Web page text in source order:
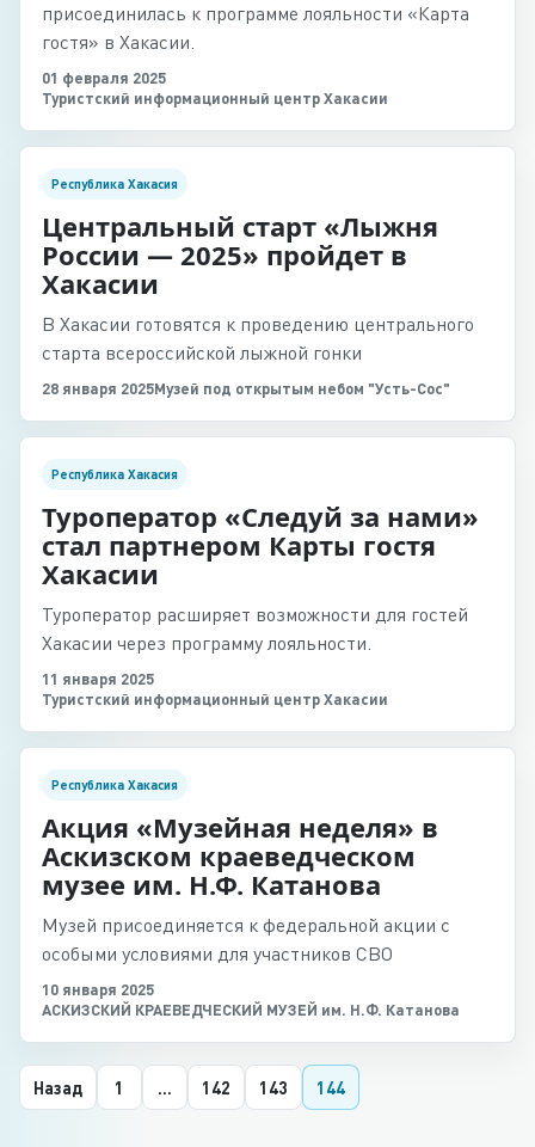
присоединилась к программе лояльности «Карта
гостя» в Хакасии.
01 февраля 2025
Туристский информационный центр Хакасии
Республика Хакасия
Центральный старт «Лыжня
России — 2025» пройдет в
Хакасии
В Хакасии готовятся к проведению центрального
старта всероссийской лыжной гонки
28 января 2025Музей под открытым небом "Усть-Сос"
Республика Хакасия
Туроператор «Следуй за нами»
стал партнером Карты гостя
Хакасии
Туроператор расширяет возможности для гостей
Хакасии через программу лояльности.
11 января 2025
Туристский информационный центр Хакасии
Республика Хакасия
Акция «Музейная неделя» в
Аскизском краеведческом
музее им. Н.Ф. Катанова
Музей присоединяется к федеральной акции с
особыми условиями для участников СВО
10 января 2025
АСКИЗСКИЙ КРАЕВЕДЧЕСКИЙ МУЗЕЙ им. Н.Ф. Катанова
Назад 1 ... 142 143 144